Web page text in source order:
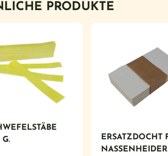
PRODUKTE
G.
ERSATZDOCHT
NASSENHEIDER